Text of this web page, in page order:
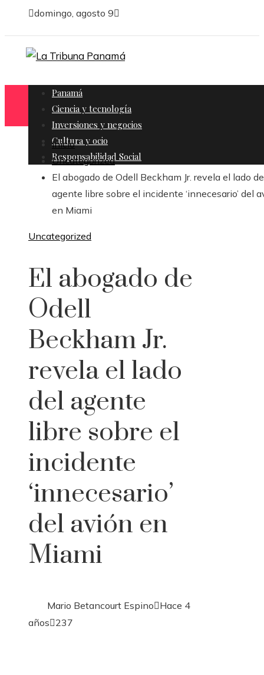
domingo, agosto 9
Panamá
Ciencia y tecnología
Inversiones y negocios
Cultura y ocio
Responsabilidad Social
Inicio
Uncategorized
El abogado de Odell Beckham Jr. revela el lado
agente libre sobre el incidente ‘innecesario’ del
en Miami
Uncategorized
El abogado de
Odell
Beckham Jr.
revela el lado
del agente
libre sobre el
incidente
‘innecesario’
del avión en
Miami
Mario Betancourt Espino Hace 4
años 237